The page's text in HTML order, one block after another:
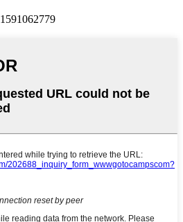
1591062779